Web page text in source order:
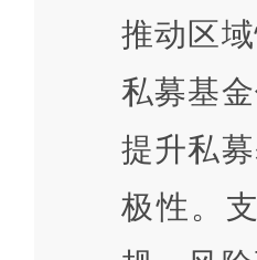
推动区
私募基
提升私
极性。